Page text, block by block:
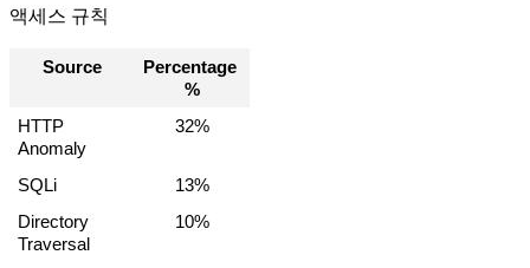
액세스 규칙
Source
Percentage
%
HTTP
Anomaly
32%
SQLi
13%
Directory
Traversal
10%